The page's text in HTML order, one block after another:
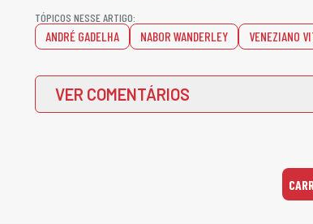
TÓPICOS NESSE ARTIGO:
ANDRÉ GADELHA NABOR WANDERLEY VENEZIANO
VER COMENTÁRIOS